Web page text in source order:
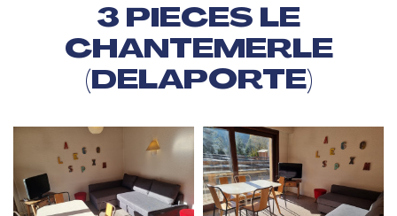
3 PIECES LE
CHANTEMERLE
(DELAPORTE)